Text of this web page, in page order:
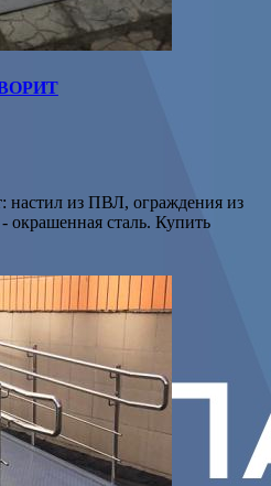
из ПВЛ, ограждения из
окрашенная сталь. Купить